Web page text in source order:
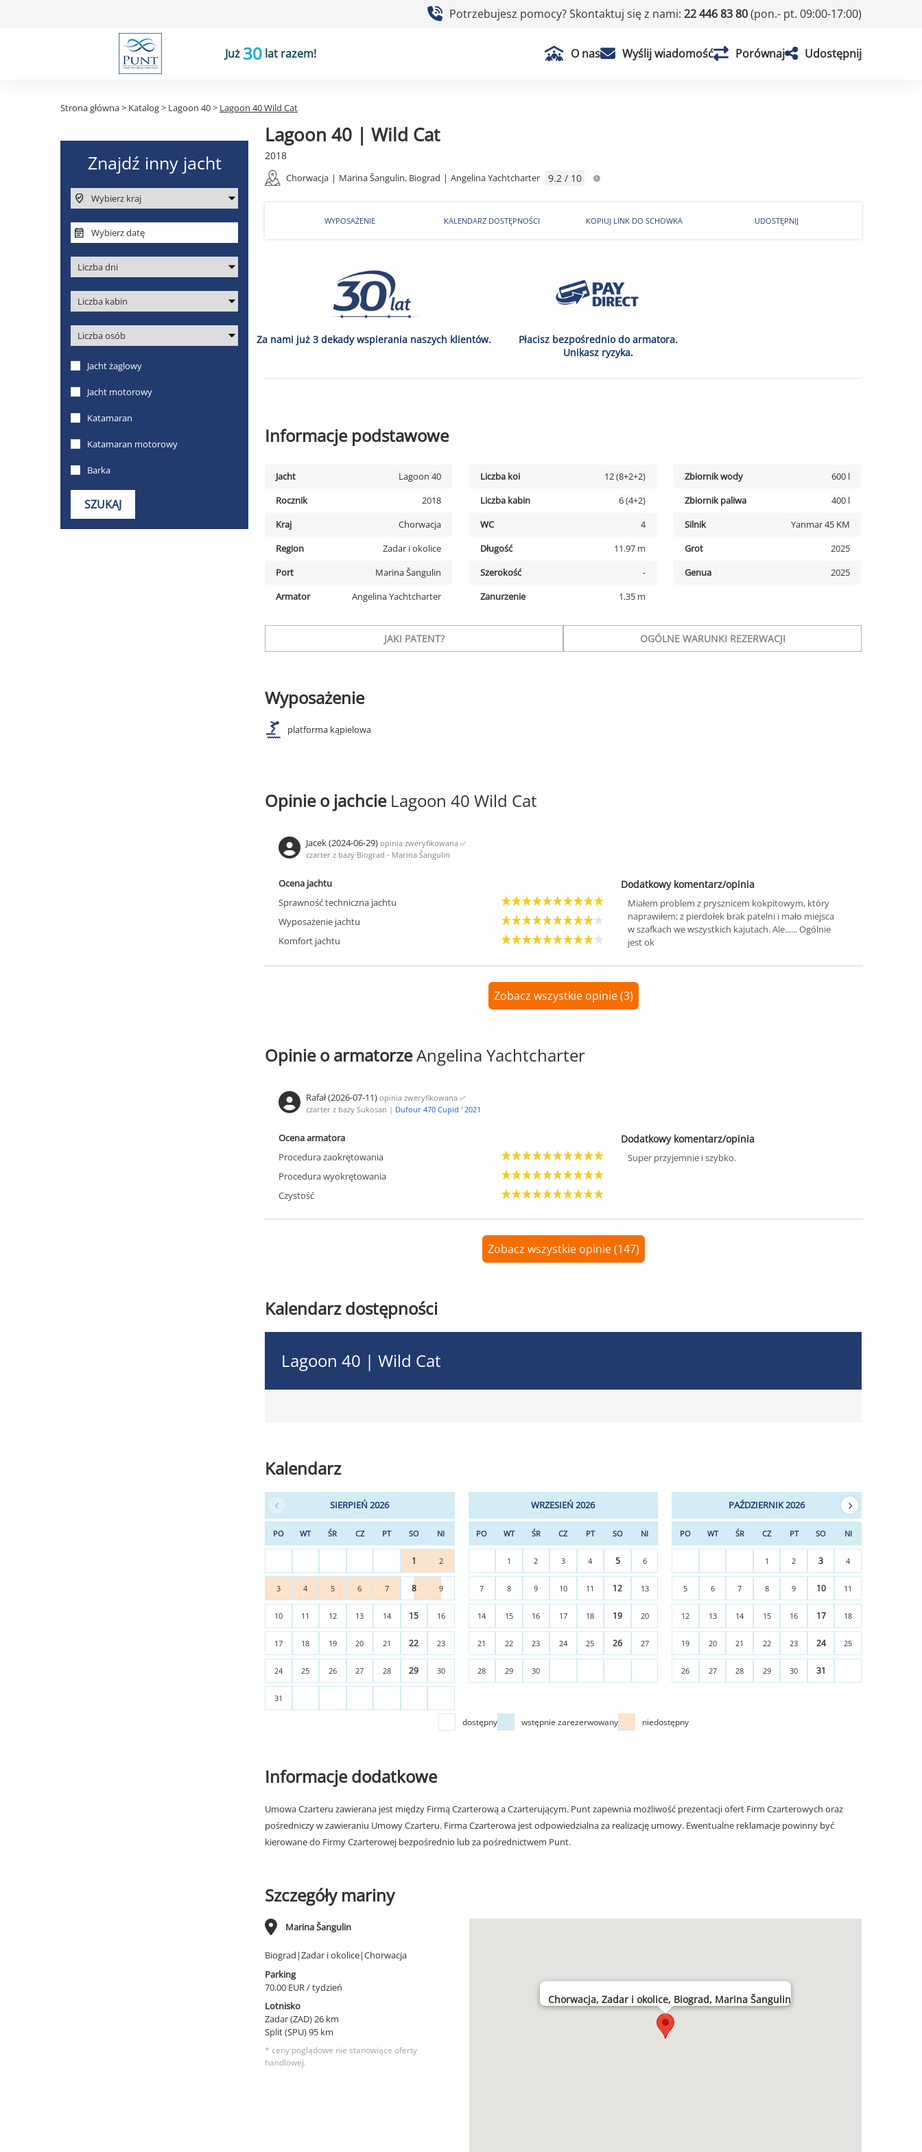
Potrzebujesz pomocy? Skontaktuj się z nami: 22 446 83 80(pon.- pt. 09:00-17:00)
Już 30 lat razem! O nas Wyślij wiadomość Porównaj Udostępnij
Strona główna> Katalog> Lagoon 40> Lagoon 40 Wild Cat
Lagoon 40 | Wild Cat
2018
Chorwacja | Marina Šangulin, Biograd | Angelina Yachtcharter 9.2 / 10
WYPOSAŻENIE KALENDARZ DOSTĘPNOŚCI KOPIUJ LINK DO SCHOWKA UDOSTĘPNIJ
Za nami już 3 dekady wspierania naszych klientów.
Płacisz bezpośrednio do armatora.
Unikasz ryzyka.
Informacje podstawowe
Jacht
Lagoon 40
Rocznik
2018
Kraj
Chorwacja
Region
Zadar i okolice
Port
Marina Šangulin
Armator
Angelina Yachtcharter
Liczba koi
12 (8+2+2)
Liczba kabin
6 (4+2)
WC
4
Długość
11.97 m
Szerokość
-
Zanurzenie
1.35 m
Zbiornik wody
600 l
Zbiornik paliwa
400 l
Silnik
Yanmar 45 KM
Grot
2025
Genua
2025
JAKI PATENT? OGÓLNE WARUNKI REZERWACJI
Wyposażenie
platforma kąpielowa
Opinie o jachcie Lagoon 40 Wild Cat
Jacek (2024-06-29) opinia zweryfikowana ✅
czarter z bazy Biograd - Marina Šangulin
Ocena jachtu
Sprawność techniczna jachtu
Wyposażenie jachtu
Komfort jachtu
Dodatkowy komentarz/opinia
Miałem problem z prysznicem kokpitowym, który
naprawiłem; z pierdołek brak patelni i mało miejsca
w szafkach we wszystkich kajutach. Ale...... Ogólnie
jest ok
Zobacz wszystkie opinie (3)
Opinie o armatorzeAngelina Yachtcharter
Rafał (2026-07-11) opinia zweryfikowana ✅
czarter z bazy Sukosan | Dufour 470 Cupid ' 2021
Ocena armatora
Procedura zaokrętowania
Procedura wyokrętowania
Czystość
Dodatkowy komentarz/opinia
Super przyjemnie i szybko.
Zobacz wszystkie opinie (147)
Kalendarz dostępności
Lagoon 40 | Wild Cat
Kalendarz
SIERPIEŃ 2026
PO WT ŚR CZ PT SO NI
1 2
3 4 5 6 7 8 9
10 11 12 13 14 15 16
17 18 19 20 21 22 23
24 25 26 27 28 29 30
31
WRZESIEŃ 2026
PO WT ŚR CZ PT SO NI
1 2 3 4 5 6
7 8 9 10 11 12 13
14 15 16 17 18 19 20
21 22 23 24 25 26 27
28 29 30
PAŹDZIERNIK 2026
PO WT ŚR CZ PT SO NI
1 2 3 4
5 6 7 8 9 10 11
12 13 14 15 16 17 18
19 20 21 22 23 24 25
26 27 28 29 30 31
dostępny wstępnie zarezerwowany niedostępny
Informacje dodatkowe
Umowa Czarteru zawierana jest między Firmą Czarterową a Czarterującym. Punt zapewnia możliwość prezentacji ofert Firm Czarterowych oraz
pośredniczy w zawieraniu Umowy Czarteru. Firma Czarterowa jest odpowiedzialna za realizację umowy. Ewentualne reklamacje powinny być
kierowane do Firmy Czarterowej bezpośrednio lub za pośrednictwem Punt.
Szczegóły mariny
Marina Šangulin
Biograd|Zadar i okolice|Chorwacja
Parking
70.00 EUR / tydzień
Lotnisko
Zadar (ZAD) 26 km
Split (SPU) 95 km
* ceny poglądowe nie stanowiące oferty
handlowej.
Chorwacja, Zadar i okolice, Biograd, Marina Šangulin